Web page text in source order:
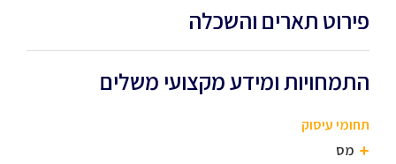
פירוט תארים והשכלה
התמחויות ומידע מקצועי משלים
תחומי עיסוק
מס